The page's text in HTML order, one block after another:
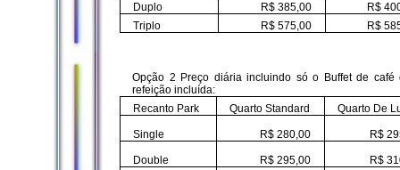
Duplo
R$ 385,00
R$
Triplo
R$ 575,00 R$
Opção 2 Preço diária incluindo só o Buffet de café
refeição incluída:
Recanto Park
Quarto Standard Quarto De
Single R$ 280,00 R$
Double R$ 295,00 R$